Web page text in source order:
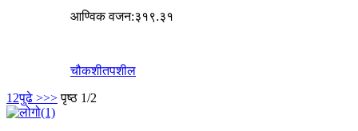
आण्विक वजन:३१९.३१
चौकशीतपशील
1 2पुढे >>> पृष्ठ 1/2